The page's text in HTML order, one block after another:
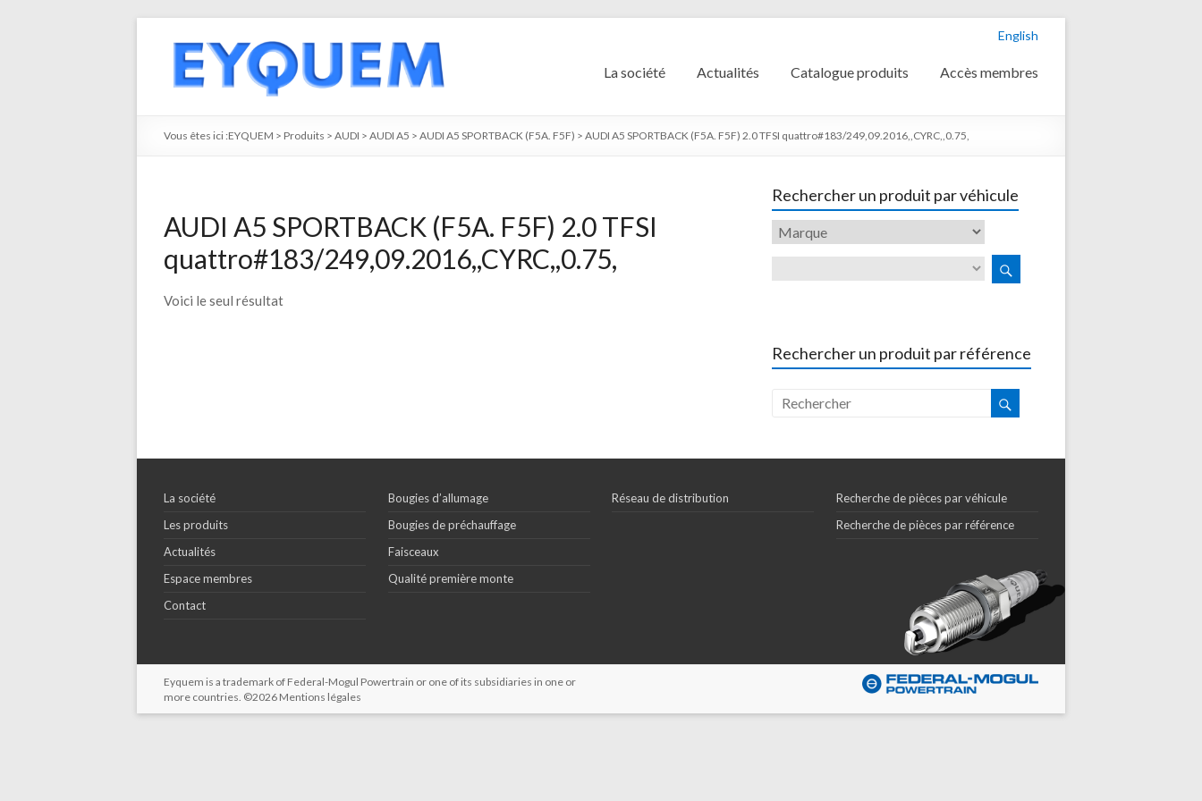
English
La société Actualités Catalogue produits Accès membres
Vous êtes ici :EYQUEM > Produits > AUDI > AUDI A5 > AUDI A5 SPORTBACK (F5A. F5F) > AUDI A5 SPORTBACK (F5A. F5F) 2.0 TFSI quattro#183/249,09.2016,,CYRC,,0.75,
AUDI A5 SPORTBACK (F5A. F5F) 2.0 TFSI
quattro#183/249,09.2016,,CYRC,,0.75,
Voici le seul résultat
Rechercher un produit par véhicule
Rechercher un produit par référence
La société
Les produits
Actualités
Espace membres
Contact
Bougies d’allumage
Bougies de préchauffage
Faisceaux
Qualité première monte
Réseau de distribution
Recherche de pièces par véhicule
Recherche de pièces par référence
Eyquem is a trademark of Federal-Mogul Powertrain or one of its subsidiaries in one or
more countries. ©2026 Mentions légales